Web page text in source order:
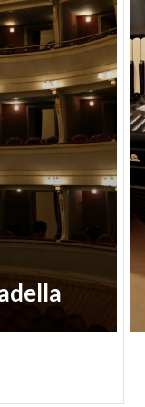
con le sue
ma
con reperti